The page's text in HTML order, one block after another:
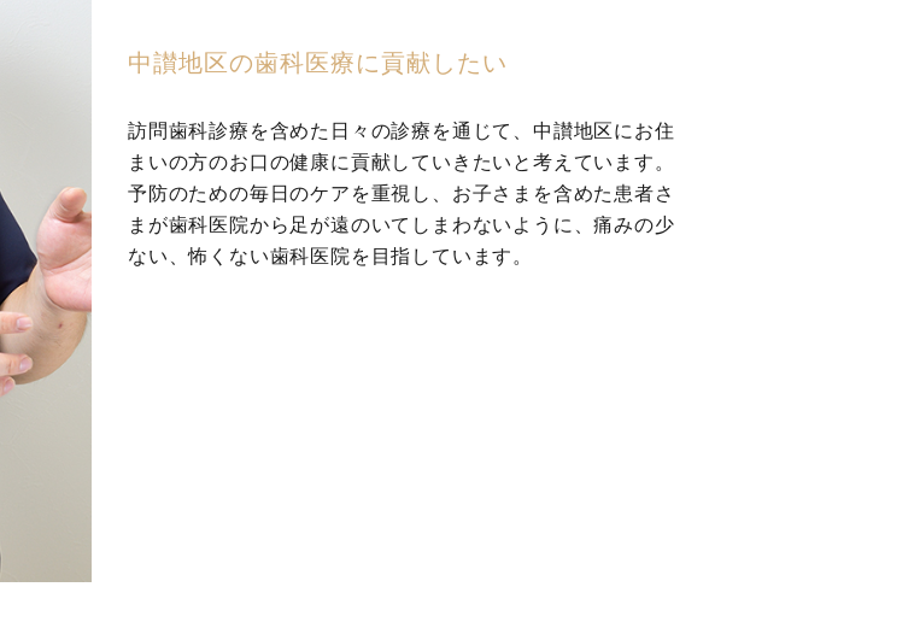
中讃地区の歯科医療に貢献したい
訪問歯科診療を含めた日々の診療を通じて、中讃地区にお住
まいの方のお口の健康に貢献していきたいと考えています。
予防のための毎日のケアを重視し、お子さまを含めた患者さ
まが歯科医院から足が遠のいてしまわないように、痛みの少
ない、怖くない歯科医院を目指しています。